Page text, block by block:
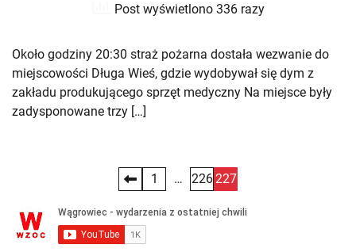
Post wyświetlono 336 razy
Około godziny 20:30 straż pożarna dostała wezwanie do
miejscowości Długa Wieś, gdzie wydobywał się dym z
zakładu produkującego sprzęt medyczny Na miejsce były
zadysponowane trzy […]
Stronicowanie
wpisów
1 … 226 227